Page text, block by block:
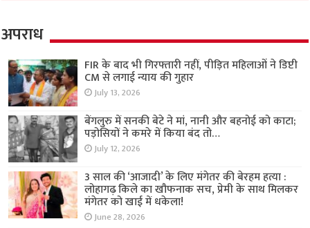
अपराध
FIR के बाद भी गिरफ्तारी नहीं, पीड़ित महिलाओं ने डिप्टी
CM से लगाई न्याय की गुहार
July 13, 2026
बेंगलुरु में सनकी बेटे ने मां, नानी और बहनोई को काटा;
पड़ोसियों ने कमरे में किया बंद तो…
July 12, 2026
3 साल की ‘आजादी’ के लिए मंगेतर की बेरहम हत्या :
लोहागढ़ किले का खौफनाक सच, प्रेमी के साथ मिलकर
मंगेतर को खाई में धकेला!
June 28, 2026